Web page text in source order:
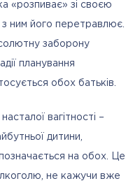
«розпиває» зі своєю
ним його перетравлює.
заборону
планування
обох батьків.
вагітності –
дитини,
на обох. Це
не кажучи вже